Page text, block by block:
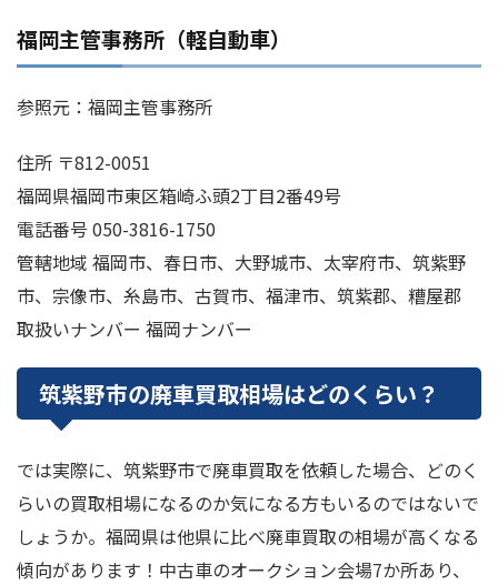
福岡主管事務所（軽自動車）
参照元：福岡主管事務所
住所 〒812-0051
福岡県福岡市東区箱崎ふ頭2丁目2番49号
電話番号 050-3816-1750
管轄地域 福岡市、春日市、大野城市、太宰府市、筑紫野
市、宗像市、糸島市、古賀市、福津市、筑紫郡、糟屋郡
取扱いナンバー 福岡ナンバー
筑紫野市の廃車買取相場はどのくらい？
では実際に、筑紫野市で廃車買取を依頼した場合、どのく
らいの買取相場になるのか気になる方もいるのではないで
しょうか。福岡県は他県に比べ廃車買取の相場が高くなる
傾向があります！中古車のオークション会場7か所あり、